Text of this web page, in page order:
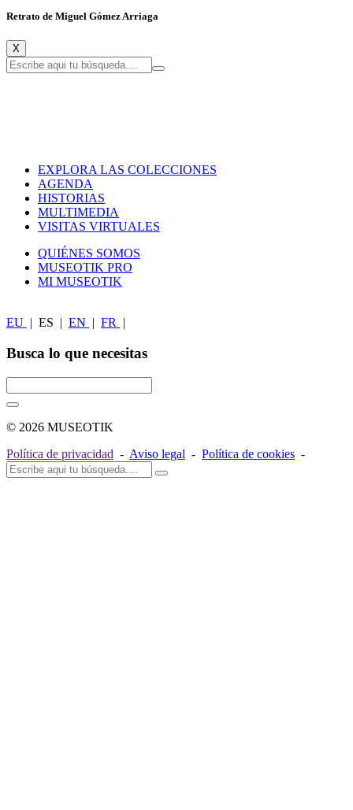
Retrato de Miguel Gómez Arriaga
X
EXPLORA LAS COLECCIONES
AGENDA
HISTORIAS
MULTIMEDIA
VISITAS VIRTUALES
QUIÉNES SOMOS
MUSEOTIK PRO
MI MUSEOTIK
EU | ES | EN | FR |
Busca lo que necesitas
© 2026 MUSEOTIK
Política de privacidad - Aviso legal - Política de cookies -